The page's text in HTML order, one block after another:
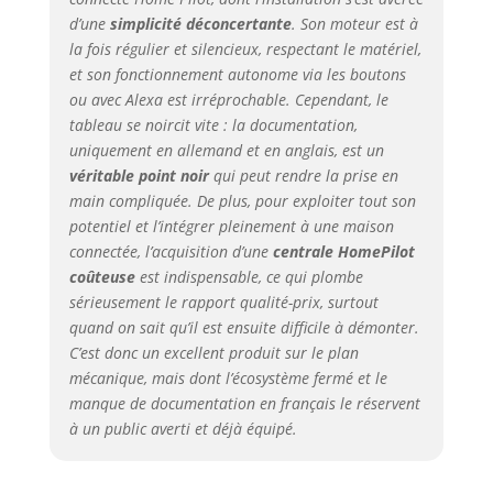
et de fermeture
que vous aurez
défini. Pour plus de
précision, vous
pouvez également
choisir de régler les
horaires de
fonctionnement
selon le lever et le
coucher du soleil.
AUTONOME OU
CONNECTE : Bien
que l'enrouleur de
sangle PURE
connecté se suffise
à lui-même. Il vous
est possible de le
connecter au
système
d’une simplicité déconcertante. Son moteur est à
la fois régulier et silencieux, respectant le matériel,
et son fonctionnement autonome via les boutons
ou avec Alexa est irréprochable. Cependant, le
tableau se noircit vite : la documentation,
uniquement en allemand et en anglais, est un
véritable point noirqui peut rendre la prise en
main compliquée. De plus, pour exploiter tout son
potentiel et l’intégrer pleinement à une maison
connectée, l’acquisition d’une centrale HomePilot
coûteuseest indispensable, ce qui plombe
sérieusement le rapport qualité-prix, surtout
quand on sait qu’il est ensuite difficile à démonter.
C’est donc un excellent produit sur le plan
mécanique, mais dont l’écosystème fermé et le
manque de documentation en français le réservent
à un public averti et déjà équipé.